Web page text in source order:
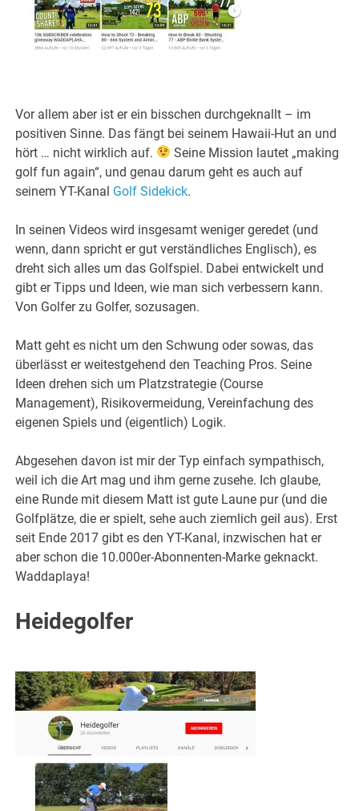
Vor allem aber ist er ein bisschen durchgeknallt – im
positiven Sinne. Das fängt bei seinem Hawaii-Hut an und
hört … nicht wirklich auf.
Seine Mission lautet „making
golf fun again“, und genau darum geht es auch auf
seinem YT-Kanal Golf Sidekick.
In seinen Videos wird insgesamt weniger geredet (und
wenn, dann spricht er gut verständliches Englisch), es
dreht sich alles um das Golfspiel. Dabei entwickelt und
gibt er Tipps und Ideen, wie man sich verbessern kann.
Von Golfer zu Golfer, sozusagen.
Matt geht es nicht um den Schwung oder sowas, das
überlässt er weitestgehend den Teaching Pros. Seine
Ideen drehen sich um Platzstrategie (Course
Management), Risikovermeidung, Vereinfachung des
eigenen Spiels und (eigentlich) Logik.
Abgesehen davon ist mir der Typ einfach sympathisch,
weil ich die Art mag und ihm gerne zusehe. Ich glaube,
eine Runde mit diesem Matt ist gute Laune pur (und die
Golfplätze, die er spielt, sehe auch ziemlich geil aus). Erst
seit Ende 2017 gibt es den YT-Kanal, inzwischen hat er
aber schon die 10.000er-Abonnenten-Marke geknackt.
Waddaplaya!
Heidegolfer